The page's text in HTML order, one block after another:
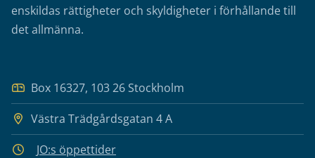
enskildas rättigheter och skyldigheter i förhållande till
det allmänna.
Box 16327, 103 26 Stockholm
Västra Trädgårdsgatan 4 A
JO:s öppettider